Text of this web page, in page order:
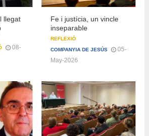
llegat
08-
Fe i justícia, un vincle
inseparable
REFLEXIÓ
COMPANYIA DE JESÚS
05-
May-2026